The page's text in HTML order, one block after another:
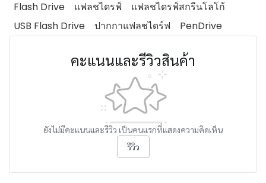
Flash Drive แฟลชไดรฟ์
แฟลชไดรฟ์สกรีนโลโก้
USB Flash Drive
ปากกาแฟลชไดร์ฟ PenDrive
คะแนนและรีวิวสินค้า
ยังไม่มีคะแนนและรีวิว เป็นคนแรกที่แสดงความคิดเห็น
รีวิว